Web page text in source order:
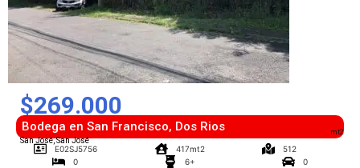
mt2
$269.000
Bodega en San Francisco, Dos Rios
San José, San José
E02SJ5756 417mt2
512
0
6+ 0